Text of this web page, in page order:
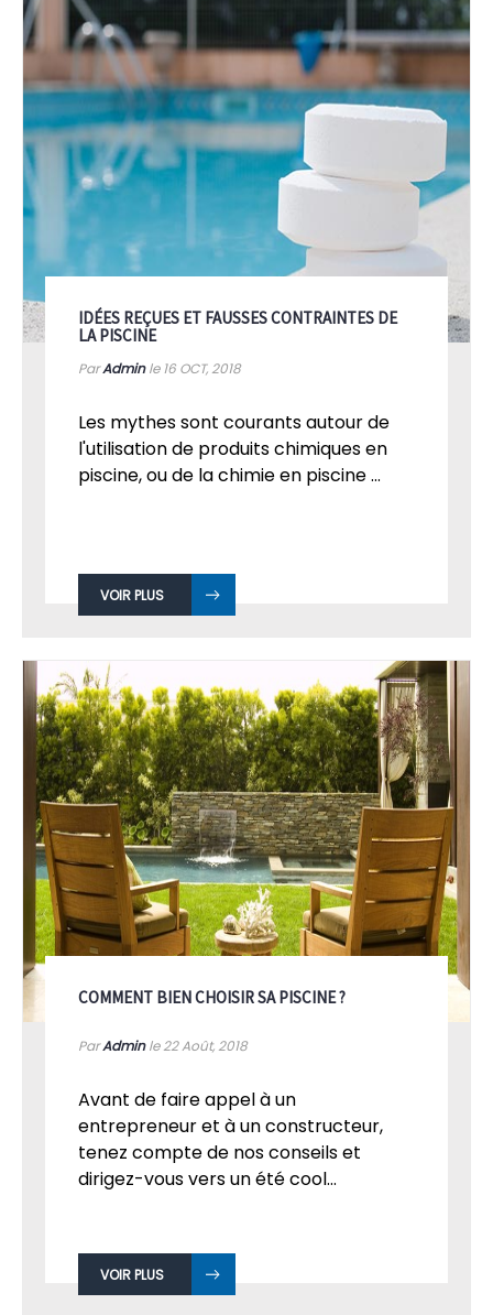
IDÉES REÇUES ET FAUSSES CONTRAINTES DE
LA PISCINE
ParAdminle 16 OCT, 2018
Les mythes sont courants autour de
l'utilisation de produits chimiques en
piscine, ou de la chimie en piscine ...
VOIR PLUS
COMMENT BIEN CHOISIR SA PISCINE ?
ParAdminle 22Août, 2018
Avant de faire appel à un
entrepreneur et à un constructeur,
tenez compte de nos conseils et
dirigez-vous vers un été cool...
VOIR PLUS